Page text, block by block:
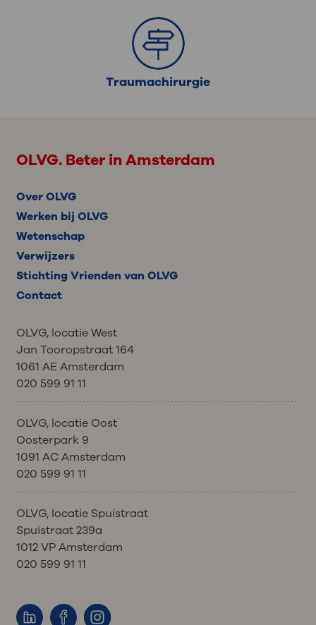
Traumachirurgie
OLVG. Beter in Amsterdam
Over OLVG
Werken bij OLVG
Wetenschap
Verwijzers
Stichting Vrienden van OLVG
Contact
OLVG, locatie West
Jan Tooropstraat 164
1061 AE Amsterdam
020 599 91 11
OLVG, locatie Oost
Oosterpark 9
1091 AC Amsterdam
020 599 91 11
OLVG, locatie Spuistraat
Spuistraat 239a
1012 VP Amsterdam
020 599 91 11